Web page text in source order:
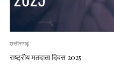
छत्तीसगढ़
राष्ट्रीय मतदाता दिवस 2025